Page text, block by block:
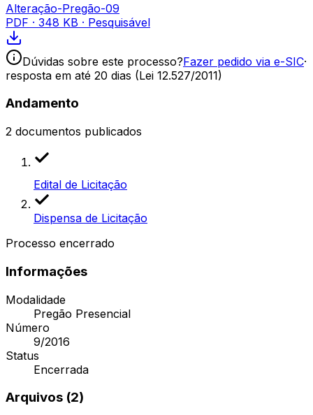
Alteração-Pregão-09
PDF · 348 KB · Pesquisável
Dúvidas sobre este processo?Fazer pedido via e-SIC·
resposta em até 20 dias (Lei 12.527/2011)
Andamento
2 documentos publicados
Edital de Licitação
Dispensa de Licitação
Processo encerrado
Informações
Modalidade
Pregão Presencial
Número
9/2016
Status
Encerrada
Arquivos (2)